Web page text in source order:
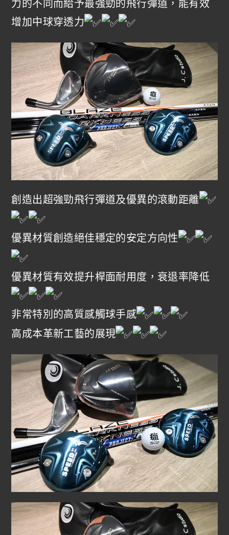
力的不同而給予最強勁的飛行彈道，能有效
增加中球穿透力
創造出超強勁飛行彈道及優異的滾動距離
優異材質創造絕佳穩定的安定方向性
優異材質有效提升桿面耐用度，衰退率降低
非常特別的高質感觸球手感
高成本革新工藝的展現